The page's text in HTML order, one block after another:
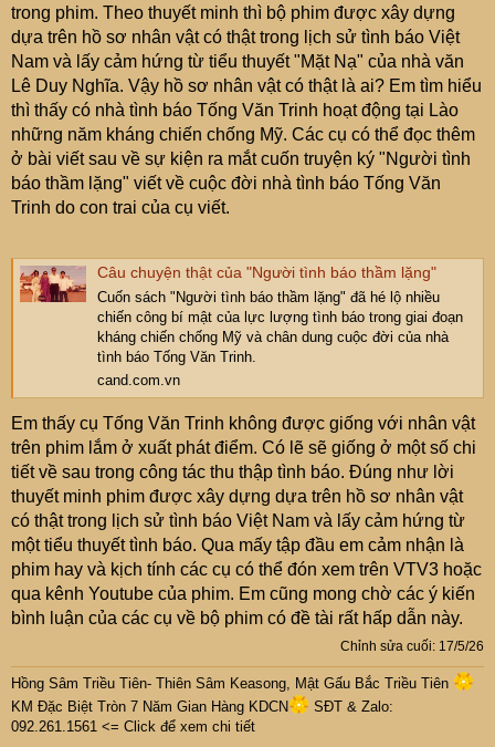
trong phim. Theo thuyết minh thì bộ phim được xây dựng
dựa trên hồ sơ nhân vật có thật trong lịch sử tình báo Việt
Nam và lấy cảm hứng từ tiểu thuyết "Mặt Nạ" của nhà văn
Lê Duy Nghĩa. Vậy hồ sơ nhân vật có thật là ai? Em tìm hiểu
thì thấy có nhà tình báo Tống Văn Trinh hoạt động tại Lào
những năm kháng chiến chống Mỹ. Các cụ có thể đọc thêm
ở bài viết sau về sự kiện ra mắt cuốn truyện ký "Người tình
báo thầm lặng" viết về cuộc đời nhà tình báo Tống Văn
Trinh do con trai của cụ viết.
Câu chuyện thật của "Người tình báo thầm lặng"
Cuốn sách "Người tình báo thầm lặng" đã hé lộ nhiều
chiến công bí mật của lực lượng tình báo trong giai đoạn
kháng chiến chống Mỹ và chân dung cuộc đời của nhà
tình báo Tống Văn Trinh.
cand.com.vn
Em thấy cụ Tống Văn Trinh không được giống với nhân vật
trên phim lắm ở xuất phát điểm. Có lẽ sẽ giống ở một số chi
tiết về sau trong công tác thu thập tình báo. Đúng như lời
thuyết minh phim được xây dựng dựa trên hồ sơ nhân vật
có thật trong lịch sử tình báo Việt Nam và lấy cảm hứng từ
một tiểu thuyết tình báo. Qua mấy tập đầu em cảm nhận là
phim hay và kịch tính các cụ có thể đón xem trên VTV3 hoặc
qua kênh Youtube của phim. Em cũng mong chờ các ý kiến
bình luận của các cụ về bộ phim có đề tài rất hấp dẫn này.
Chỉnh sửa cuối: 17/5/26
Hồng Sâm Triều Tiên- Thiên Sâm Keasong, Mật Gấu Bắc Triều Tiên
KM Đặc Biệt Tròn 7 Năm Gian Hàng KDCN
SĐT & Zalo:
092.261.1561 <= Click để xem chi tiết